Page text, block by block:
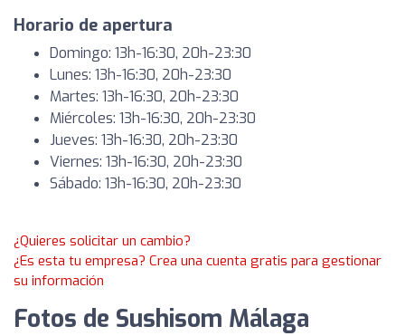
Horario de apertura
Domingo: 13h-16:30, 20h-23:30
Lunes: 13h-16:30, 20h-23:30
Martes: 13h-16:30, 20h-23:30
Miércoles: 13h-16:30, 20h-23:30
Jueves: 13h-16:30, 20h-23:30
Viernes: 13h-16:30, 20h-23:30
Sábado: 13h-16:30, 20h-23:30
¿Quieres solicitar un cambio?
¿Es esta tu empresa? Crea una cuenta gratis para gestionar
su información
Fotos de Sushisom Málaga